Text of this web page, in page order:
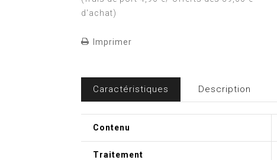
d'achat)
Imprimer
Caractéristiques Description
Contenu
Traitement